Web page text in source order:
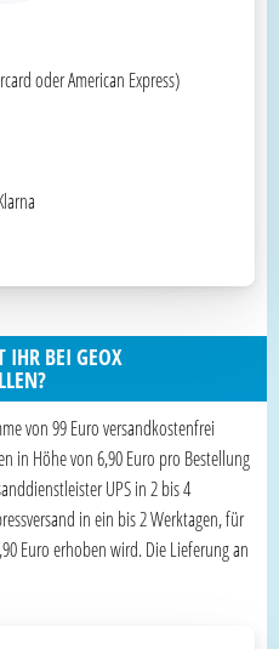
oder American Express)
IHR BEI GEOX
von 99 Euro versandkostenfrei
in Höhe von 6,90 Euro pro Bestellung
UPS in 2 bis 4
in ein bis 2 Werktagen, für
Euro erhoben wird. Die Lieferung an